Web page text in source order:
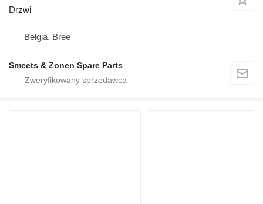
Drzwi
Belgia, Bree
Smeets & Zonen Spare Parts